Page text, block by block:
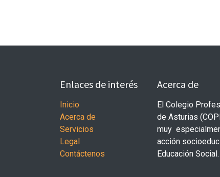
Enlaces de interés
Inicio
Acerca de
Servicios
Legal
Contáctenos
Acerca de
El Colegio
de Asturias
muy
acción
Educación Social.